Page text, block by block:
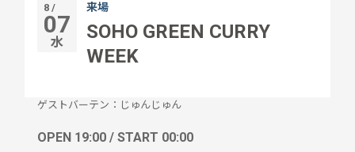
8 /
07
水
来場
SOHO GREEN CURRY
WEEK
ゲストバーテン：じゅんじゅん
OPEN 19:00 / START 00:00